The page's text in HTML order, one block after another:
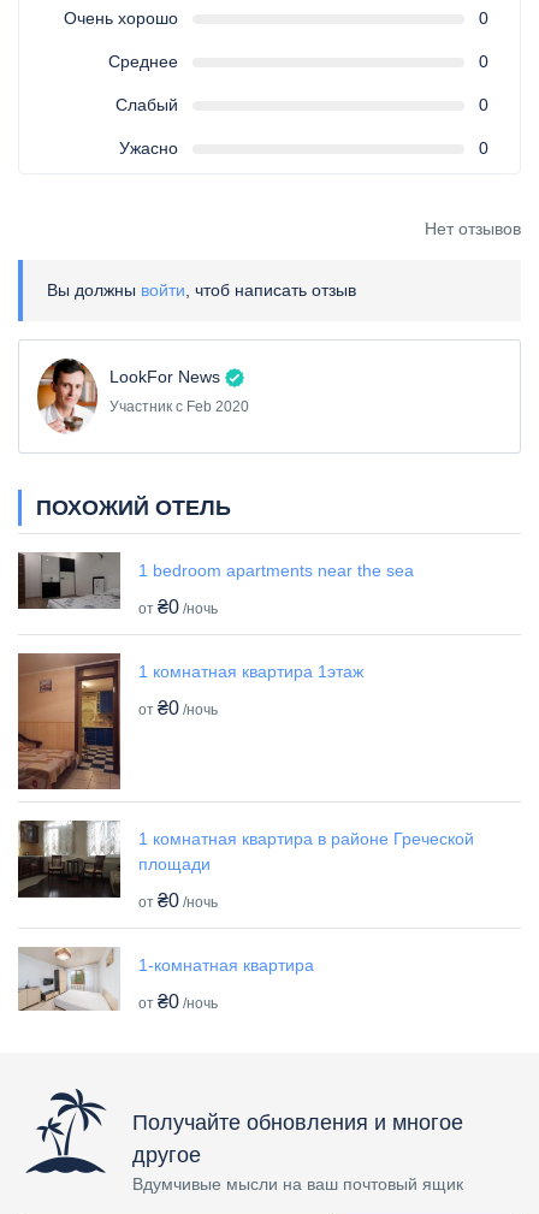
Очень хорошо 0
Среднее 0
Слабый 0
Ужасно 0
Нет отзывов
Вы должны войти , чтоб написать отзыв
LookFor News
Участник с Feb 2020
ПОХОЖИЙ ОТЕЛЬ
1 bedroom apartments near the sea
от ₴0 /ночь
1 комнатная квартира 1этаж
от ₴0 /ночь
1 комнатная квартира в районе Греческой
площади
от ₴0 /ночь
1-комнатная квартира
от ₴0 /ночь
Получайте обновления и многое
другое
Вдумчивые мысли на ваш почтовый ящик